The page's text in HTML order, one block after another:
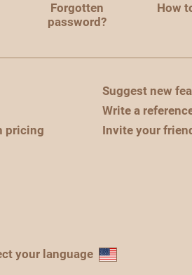
Forgotten
password?
How
pricing
Suggest new
Write a
Invite your
your language